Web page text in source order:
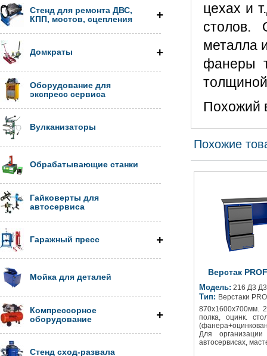
цехах и
столов.
металла
фанеры
Похожий
Похожие
Верстак
Модель: 216 Д3 Д3
Тип: Верстаки
870х1600х700мм.
полка, оцинк.
Для
автосервисах,
Стенд для ремонта ДВС,
КПП, мостов, сцепления
Домкраты
Оборудование для
экспресс сервиса
Вулканизаторы
Обрабатывающие станки
Гайковерты для
автосервиса
Гаражный пресс
Мойка для деталей
Компрессорное
оборудование
Стенд сход-развала